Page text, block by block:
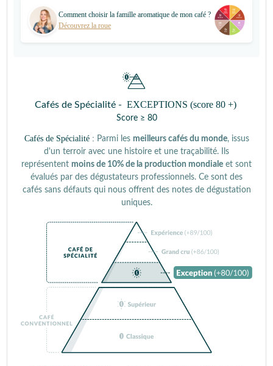
Comment choisir la famille aromatique de mon café ?
Découvrez la roue
Cafés de Spécialité - EXCEPTIONS (score 80 +)
Score ≥ 80
Cafés de Spécialité : Parmi les meilleurs cafés du monde, issus
d'un terroir avec une histoire et une traçabilité. Ils
représentent moins de 10% de la production mondiale et sont
évalués par des dégustateurs professionnels. Ce sont des
cafés sans défauts qui nous offrent des notes de dégustation
uniques.